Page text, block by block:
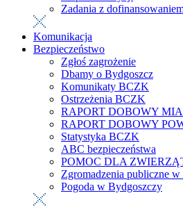
Zadania z
Komunikacja
Bezpieczeństwo
Zgłoś zagrożenie
Dbamy o Bydgoszcz
Komunikaty BCZK
Ostrzeżenia BCZK
RAPORT DOBOWY
RAPORT DOBOWY
Statystyka BCZK
ABC bezpieczeństwa
POMOC DLA
Zgromadzenia publiczne
Pogoda w Bydgoszczy